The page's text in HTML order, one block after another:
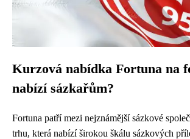
Kurzová nabídka Fortuna na
nabízí sázkařům?
Fortuna patří mezi nejznámější sázkové
trhu, která nabízí širokou škálu sázkových